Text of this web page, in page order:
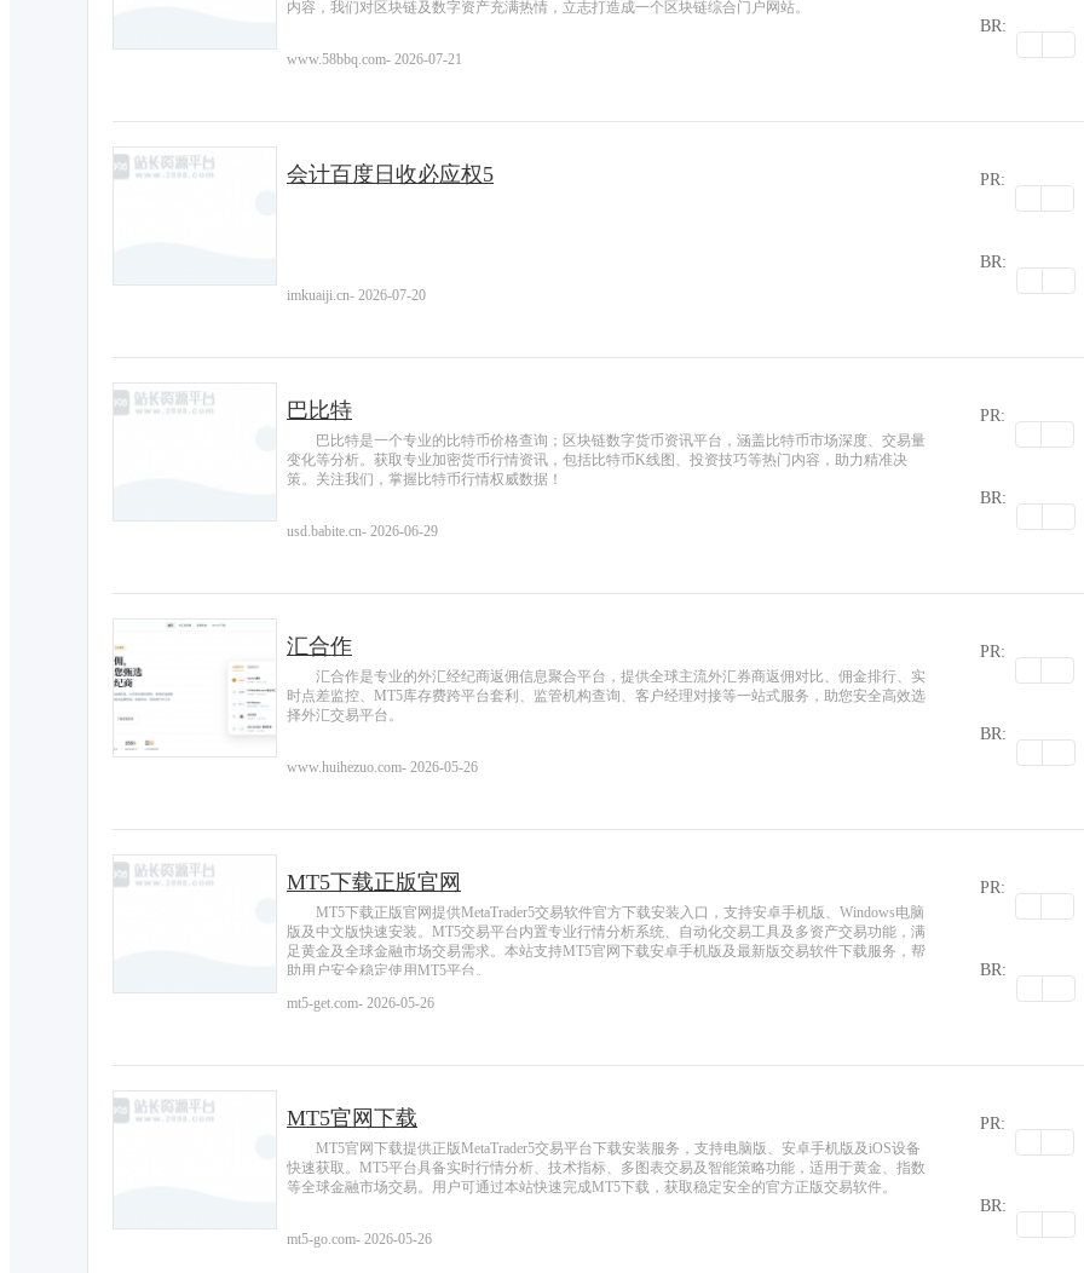
内容，我们对区块链及数字资产充满热情，立志打造成一个区块链综合门户网站。
www.58bbq.com- 2026-07-21
BR:
会计百度日收必应权5
imkuaiji.cn- 2026-07-20
PR:
BR:
巴比特
巴比特是一个专业的比特币价格查询；区块链数字货币资讯平台，涵盖比特币市场深度、交易量
变化等分析。获取专业加密货币行情资讯，包括比特币K线图、投资技巧等热门内容，助力精准决
策。关注我们，掌握比特币行情权威数据！
usd.babite.cn- 2026-06-29
PR:
BR:
汇合作
汇合作是专业的外汇经纪商返佣信息聚合平台，提供全球主流外汇券商返佣对比、佣金排行、实
时点差监控、MT5库存费跨平台套利、监管机构查询、客户经理对接等一站式服务，助您安全高效选
择外汇交易平台。
www.huihezuo.com- 2026-05-26
PR:
BR:
MT5下载正版官网
MT5下载正版官网提供MetaTrader5交易软件官方下载安装入口，支持安卓手机版、Windows电脑
版及中文版快速安装。MT5交易平台内置专业行情分析系统、自动化交易工具及多资产交易功能，满
足黄金及全球金融市场交易需求。本站支持MT5官网下载安卓手机版及最新版交易软件下载服务，帮
助用户安全稳定使用MT5平台。
mt5-get.com- 2026-05-26
PR:
BR:
MT5官网下载
MT5官网下载提供正版MetaTrader5交易平台下载安装服务，支持电脑版、安卓手机版及iOS设备
快速获取。MT5平台具备实时行情分析、技术指标、多图表交易及智能策略功能，适用于黄金、指数
等全球金融市场交易。用户可通过本站快速完成MT5下载，获取稳定安全的官方正版交易软件。
mt5-go.com- 2026-05-26
PR:
BR: